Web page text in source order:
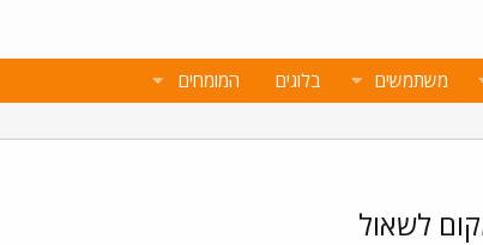
משתמשים בלוגים המומחים
לשאול